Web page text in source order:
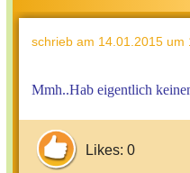
schrieb am 14.01.2015 um
Mmh..Hab eigentlich
Likes: 0